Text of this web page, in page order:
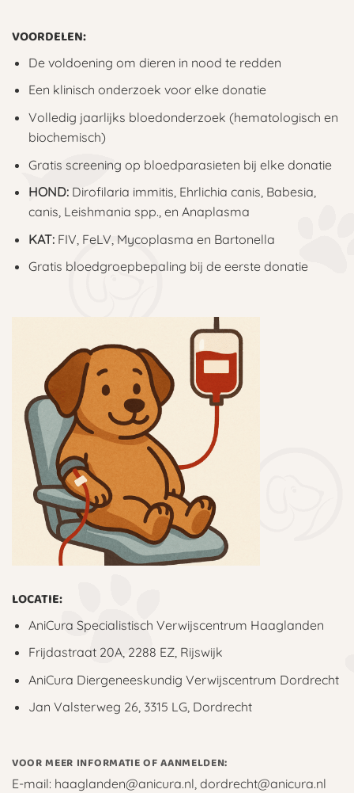
VOORDELEN:
De voldoening om dieren in nood te redden
Een klinisch onderzoek voor elke donatie
Volledig jaarlijks bloedonderzoek (hematologisch en
biochemisch)
Gratis screening op bloedparasieten bij elke donatie
HOND:Dirofilaria immitis, Ehrlichia canis, Babesia,
canis, Leishmania spp., en Anaplasma
KAT:FIV, FeLV, Mycoplasma en Bartonella
Gratis bloedgroepbepaling bij de eerste donatie
LOCATIE:
AniCura Specialistisch Verwijscentrum Haaglanden
Frijdastraat 20A, 2288 EZ, Rijswijk
AniCura Diergeneeskundig Verwijscentrum Dordrecht
Jan Valsterweg 26, 3315 LG, Dordrecht
VOOR MEER INFORMATIE OF AANMELDEN:
E-mail: haaglanden@anicura.nl, dordrecht@anicura.nl